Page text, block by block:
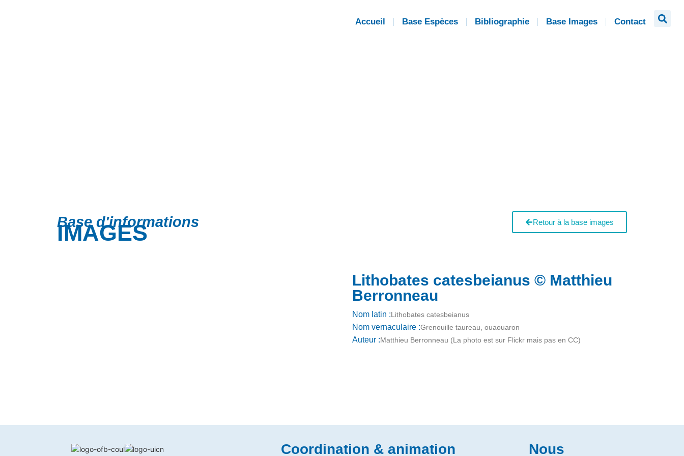
Accueil Base Espèces Bibliographie Base Images Contact
Base d'informations
IMAGES Retour à la base images
Lithobates catesbeianus © Matthieu
Berronneau
Nom latin :Lithobates catesbeianus
Nom vernaculaire :Grenouille taureau, ouaouaron
Auteur :Matthieu Berronneau (La photo est sur Flickr mais pas en CC)
Coordination & animation
Nous